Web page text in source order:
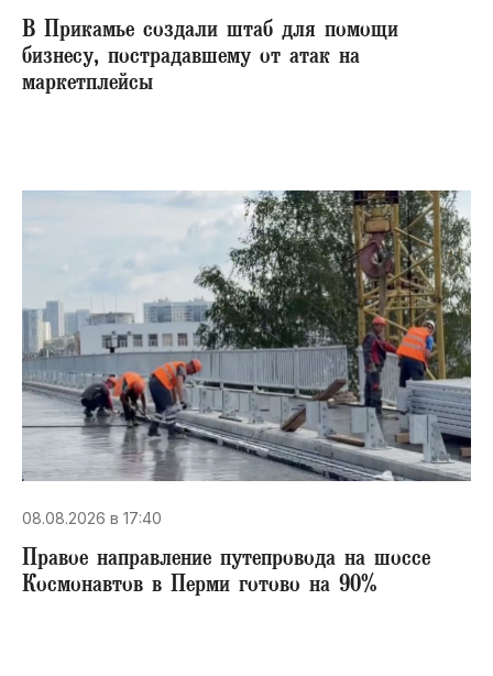
В Прикамье создали штаб для помощи
бизнесу, пострадавшему от атак на
маркетплейсы
08.08.2026 в 17:40
Правое направление путепровода на шоссе
Космонавтов в Перми готово на 90%